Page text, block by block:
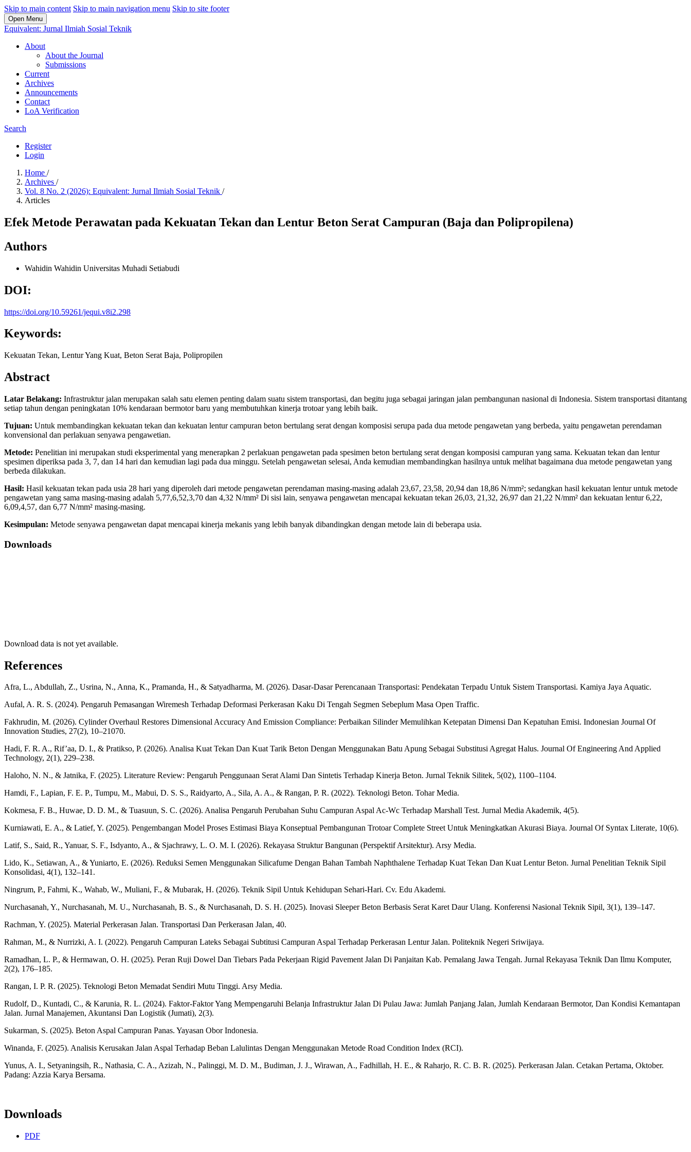
Skip to main content Skip to main navigation menu Skip to site footer
Open Menu
Equivalent: Jurnal Ilmiah Sosial Teknik
About
About the Journal
Submissions
Current
Archives
Announcements
Contact
LoA Verification
Search
Register
Login
Home /
Archives /
Vol. 8 No. 2 (2026): Equivalent: Jurnal Ilmiah Sosial Teknik /
Articles
Efek Metode Perawatan pada Kekuatan Tekan dan Lentur Beton Serat Campuran (Baja dan Polipropilena)
Authors
Wahidin Wahidin Universitas Muhadi Setiabudi
DOI:
https://doi.org/10.59261/jequi.v8i2.298
Keywords:
Kekuatan Tekan, Lentur Yang Kuat, Beton Serat Baja, Polipropilen
Abstract
Latar Belakang: Infrastruktur jalan merupakan salah satu elemen penting dalam suatu sistem transportasi, dan begitu juga sebagai jaringan jalan pembangunan nasional di Indonesia. Sistem transportasi ditantang
setiap tahun dengan peningkatan 10% kendaraan bermotor baru yang membutuhkan kinerja trotoar yang lebih baik.
Tujuan: Untuk membandingkan kekuatan tekan dan kekuatan lentur campuran beton bertulang serat dengan komposisi serupa pada dua metode pengawetan yang berbeda, yaitu pengawetan perendaman
konvensional dan perlakuan senyawa pengawetian.
Metode: Penelitian ini merupakan studi eksperimental yang menerapkan 2 perlakuan pengawetan pada spesimen beton bertulang serat dengan komposisi campuran yang sama. Kekuatan tekan dan lentur
spesimen diperiksa pada 3, 7, dan 14 hari dan kemudian lagi pada dua minggu. Setelah pengawetan selesai, Anda kemudian membandingkan hasilnya untuk melihat bagaimana dua metode pengawetan yang
berbeda dilakukan.
Hasil: Hasil kekuatan tekan pada usia 28 hari yang diperoleh dari metode pengawetan perendaman masing-masing adalah 23,67, 23,58, 20,94 dan 18,86 N/mm²; sedangkan hasil kekuatan lentur untuk metode
pengawetan yang sama masing-masing adalah 5,77,6,52,3,70 dan 4,32 N/mm² Di sisi lain, senyawa pengawetan mencapai kekuatan tekan 26,03, 21,32, 26,97 dan 21,22 N/mm² dan kekuatan lentur 6,22,
6,09,4,57, dan 6,77 N/mm² masing-masing.
Kesimpulan: Metode senyawa pengawetan dapat mencapai kinerja mekanis yang lebih banyak dibandingkan dengan metode lain di beberapa usia.
Downloads
Download data is not yet available.
References
Afra, L., Abdullah, Z., Usrina, N., Anna, K., Pramanda, H., & Satyadharma, M. (2026). Dasar-Dasar Perencanaan Transportasi: Pendekatan Terpadu Untuk Sistem Transportasi. Kamiya Jaya Aquatic.
Aufal, A. R. S. (2024). Pengaruh Pemasangan Wiremesh Terhadap Deformasi Perkerasan Kaku Di Tengah Segmen Sebeplum Masa Open Traffic.
Fakhrudin, M. (2026). Cylinder Overhaul Restores Dimensional Accuracy And Emission Compliance: Perbaikan Silinder Memulihkan Ketepatan Dimensi Dan Kepatuhan Emisi. Indonesian Journal Of
Innovation Studies, 27(2), 10–21070.
Hadi, F. R. A., Rif’aa, D. I., & Pratikso, P. (2026). Analisa Kuat Tekan Dan Kuat Tarik Beton Dengan Menggunakan Batu Apung Sebagai Substitusi Agregat Halus. Journal Of Engineering And Applied
Technology, 2(1), 229–238.
Haloho, N. N., & Jatnika, F. (2025). Literature Review: Pengaruh Penggunaan Serat Alami Dan Sintetis Terhadap Kinerja Beton. Jurnal Teknik Silitek, 5(02), 1100–1104.
Hamdi, F., Lapian, F. E. P., Tumpu, M., Mabui, D. S. S., Raidyarto, A., Sila, A. A., & Rangan, P. R. (2022). Teknologi Beton. Tohar Media.
Kokmesa, F. B., Huwae, D. D. M., & Tuasuun, S. C. (2026). Analisa Pengaruh Perubahan Suhu Campuran Aspal Ac-Wc Terhadap Marshall Test. Jurnal Media Akademik, 4(5).
Kurniawati, E. A., & Latief, Y. (2025). Pengembangan Model Proses Estimasi Biaya Konseptual Pembangunan Trotoar Complete Street Untuk Meningkatkan Akurasi Biaya. Journal Of Syntax Literate, 10(6).
Latif, S., Said, R., Yanuar, S. F., Isdyanto, A., & Sjachrawy, L. O. M. I. (2026). Rekayasa Struktur Bangunan (Perspektif Arsitektur). Arsy Media.
Lido, K., Setiawan, A., & Yuniarto, E. (2026). Reduksi Semen Menggunakan Silicafume Dengan Bahan Tambah Naphthalene Terhadap Kuat Tekan Dan Kuat Lentur Beton. Jurnal Penelitian Teknik Sipil
Konsolidasi, 4(1), 132–141.
Ningrum, P., Fahmi, K., Wahab, W., Muliani, F., & Mubarak, H. (2026). Teknik Sipil Untuk Kehidupan Sehari-Hari. Cv. Edu Akademi.
Nurchasanah, Y., Nurchasanah, M. U., Nurchasanah, B. S., & Nurchasanah, D. S. H. (2025). Inovasi Sleeper Beton Berbasis Serat Karet Daur Ulang. Konferensi Nasional Teknik Sipil, 3(1), 139–147.
Rachman, Y. (2025). Material Perkerasan Jalan. Transportasi Dan Perkerasan Jalan, 40.
Rahman, M., & Nurrizki, A. I. (2022). Pengaruh Campuran Lateks Sebagai Subtitusi Campuran Aspal Terhadap Perkerasan Lentur Jalan. Politeknik Negeri Sriwijaya.
Ramadhan, L. P., & Hermawan, O. H. (2025). Peran Ruji Dowel Dan Tiebars Pada Pekerjaan Rigid Pavement Jalan Di Panjaitan Kab. Pemalang Jawa Tengah. Jurnal Rekayasa Teknik Dan Ilmu Komputer,
2(2), 176–185.
Rangan, I. P. R. (2025). Teknologi Beton Memadat Sendiri Mutu Tinggi. Arsy Media.
Rudolf, D., Kuntadi, C., & Karunia, R. L. (2024). Faktor-Faktor Yang Mempengaruhi Belanja Infrastruktur Jalan Di Pulau Jawa: Jumlah Panjang Jalan, Jumlah Kendaraan Bermotor, Dan Kondisi Kemantapan
Jalan. Jurnal Manajemen, Akuntansi Dan Logistik (Jumati), 2(3).
Sukarman, S. (2025). Beton Aspal Campuran Panas. Yayasan Obor Indonesia.
Winanda, F. (2025). Analisis Kerusakan Jalan Aspal Terhadap Beban Lalulintas Dengan Menggunakan Metode Road Condition Index (RCI).
Yunus, A. I., Setyaningsih, R., Nathasia, C. A., Azizah, N., Palinggi, M. D. M., Budiman, J. J., Wirawan, A., Fadhillah, H. E., & Raharjo, R. C. B. R. (2025). Perkerasan Jalan. Cetakan Pertama, Oktober.
Padang: Azzia Karya Bersama.
Downloads
PDF